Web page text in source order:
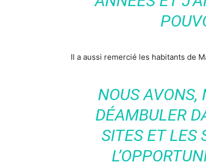
Il a aussi remercié les habitants de
NOUS AVONS,
DÉAMBULER
SITES ET LES